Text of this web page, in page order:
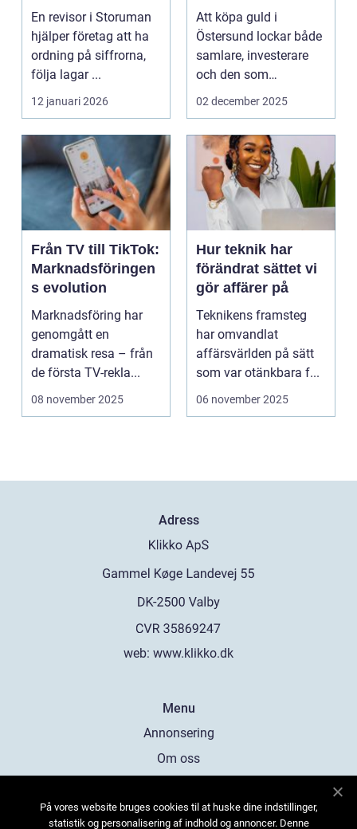
och utveckling för
företag
En revisor i Storuman
hjälper företag att ha
ordning på siffrorna,
följa lagar ...
12 januari 2026
prisvärda köp
Att köpa guld i
Östersund lockar både
samlare, investerare
och den som
uppskattar h&...
02 december 2025
Från TV till TikTok:
Marknadsföringen
s evolution
Marknadsföring har
genomgått en
dramatisk resa – från
de första TV-rekla...
08 november 2025
Hur teknik har
förändrat sättet vi
gör affärer på
Teknikens framsteg
har omvandlat
affärsvärlden på sätt
som var otänkbara f...
06 november 2025
Adress
web: www.klikko.dk
Menu
Annonsering
Om oss
Kontakta oss
På vores website bruges cookies til at huske dine indstillinger,
statistik og personalisering af indhold og annoncer. Denne